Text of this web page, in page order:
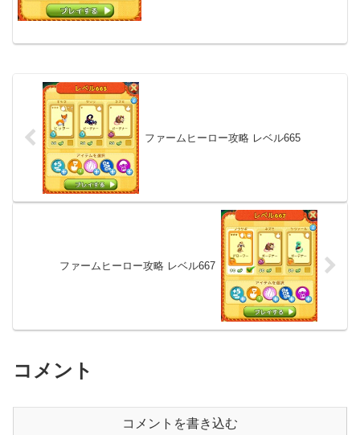
ファームヒーロー攻略 レベル665
ファームヒーロー攻略 レベル667
コメント
コメントを書き込む